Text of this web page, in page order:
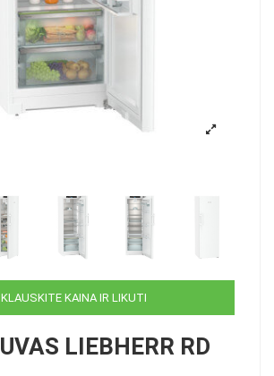
KLAUSKITE KAINA IR LIKUTI
LIEBHERR RD